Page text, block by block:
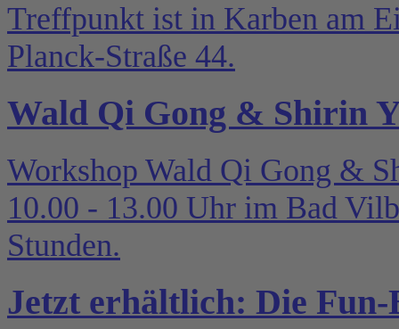
Treffpunkt ist in Karben am
Planck-Straße 44.
Wald Qi Gong & Shirin
Workshop Wald Qi Gong &
10.00 - 13.00 Uhr im Bad
Stunden.
Jetzt erhältlich: Die